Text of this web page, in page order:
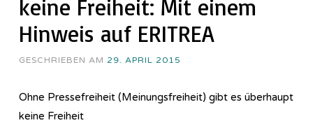
keine Freiheit: Mit einem
Hinweis auf ERITREA
GESCHRIEBEN AM 29. APRIL 2015
Ohne Pressefreiheit (Meinungsfreiheit) gibt es überhaupt
keine Freiheit